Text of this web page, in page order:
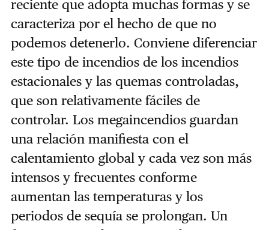
reciente que adopta muchas formas y se
caracteriza por el hecho de que no
podemos detenerlo. Conviene diferenciar
este tipo de incendios de los incendios
estacionales y las quemas controladas,
que son relativamente fáciles de
controlar. Los megaincendios guardan
una relación manifiesta con el
calentamiento global y cada vez son más
intensos y frecuentes conforme
aumentan las temperaturas y los
periodos de sequía se prolongan. Un